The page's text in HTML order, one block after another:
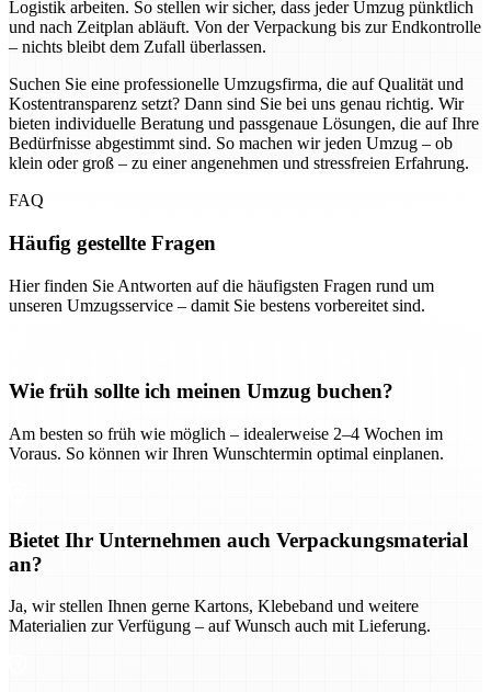
Logistik arbeiten. So stellen wir sicher, dass jeder Umzug pünktlich
und nach Zeitplan abläuft. Von der Verpackung bis zur Endkontrolle
– nichts bleibt dem Zufall überlassen.
Suchen Sie eine professionelle Umzugsfirma, die auf Qualität und
Kostentransparenz setzt? Dann sind Sie bei uns genau richtig. Wir
bieten individuelle Beratung und passgenaue Lösungen, die auf Ihre
Bedürfnisse abgestimmt sind. So machen wir jeden Umzug – ob
klein oder groß – zu einer angenehmen und stressfreien Erfahrung.
FAQ
Häufig gestellte Fragen
Hier finden Sie Antworten auf die häufigsten Fragen rund um
unseren Umzugsservice – damit Sie bestens vorbereitet sind.
Wie früh sollte ich meinen Umzug buchen?
Am besten so früh wie möglich – idealerweise 2–4 Wochen im
Voraus. So können wir Ihren Wunschtermin optimal einplanen.
Bietet Ihr Unternehmen auch Verpackungsmaterial
an?
Ja, wir stellen Ihnen gerne Kartons, Klebeband und weitere
Materialien zur Verfügung – auf Wunsch auch mit Lieferung.